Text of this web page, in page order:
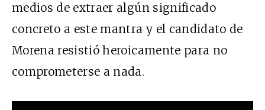
medios de extraer algún significado
concreto a este mantra y el candidato de
Morena resistió heroicamente para no
comprometerse a nada.